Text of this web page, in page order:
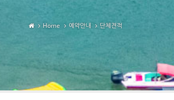
Home 예약안내 단체견적